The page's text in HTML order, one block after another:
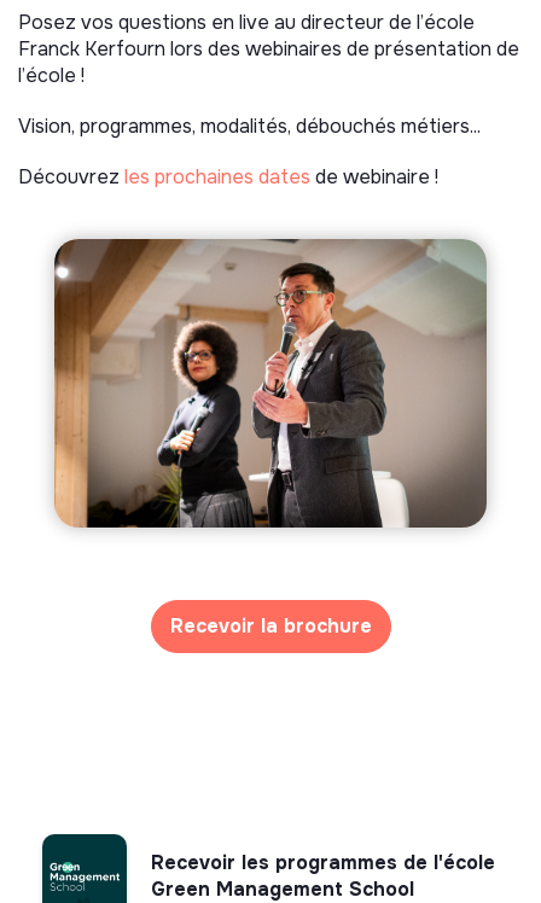
Posez vos questions en live au directeur de l’école
Franck Kerfourn lors des webinaires de présentation de
l’école !
Vision, programmes, modalités, débouchés métiers...
Découvrez les prochaines dates de webinaire !
Recevoir la brochure
Recevoir les programmes de l'école
Green Management School